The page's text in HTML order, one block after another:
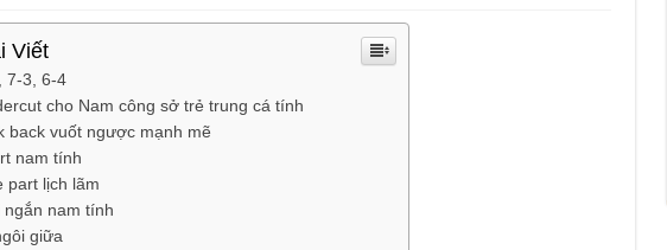
Viết
7-3, 6-4
cho Nam công sở trẻ trung cá tính
back vuốt ngược mạnh mẽ
nam tính
part lịch lãm
ngắn nam tính
giữa